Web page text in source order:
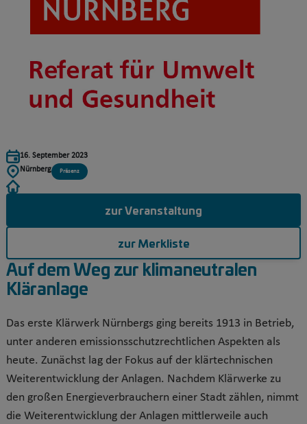
Auf dem Weg zur klimaneutralen
Kläranlage
Das erste Klärwerk Nürnbergs ging bereits 1913 in Betrieb,
unter anderen emissionsschutzrechtlichen Aspekten als
heute. Zunächst lag der Fokus auf der klärtechnischen
Weiterentwicklung der Anlagen. Nachdem Klärwerke zu
den großen Energieverbrauchern einer Stadt zählen, nimmt
die Weiterentwicklung der Anlagen mittlerweile auch
16. September 2023
Nürnberg
Präsenz
zur Veranstaltung
zur Merkliste